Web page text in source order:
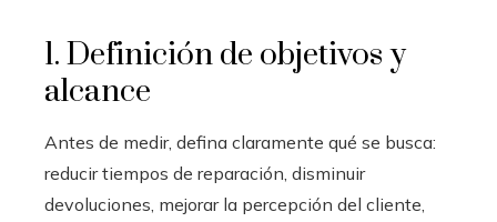
1. Definición de objetivos y
alcance
Antes de medir, defina claramente qué se busca:
reducir tiempos de reparación, disminuir
devoluciones, mejorar la percepción del cliente,